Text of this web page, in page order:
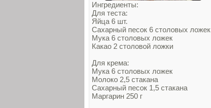
Ингредиенты:
Для теста:
Яйца 6 шт.
Сахарный песок 6 столовых ложек
Мука 6 столовых ложек
Какао 2 столовой ложки
Для крема:
Мука 6 столовых ложек
Молоко 2,5 стакана
Сахарный песок 1,5 стакана
Маргарин 250 г